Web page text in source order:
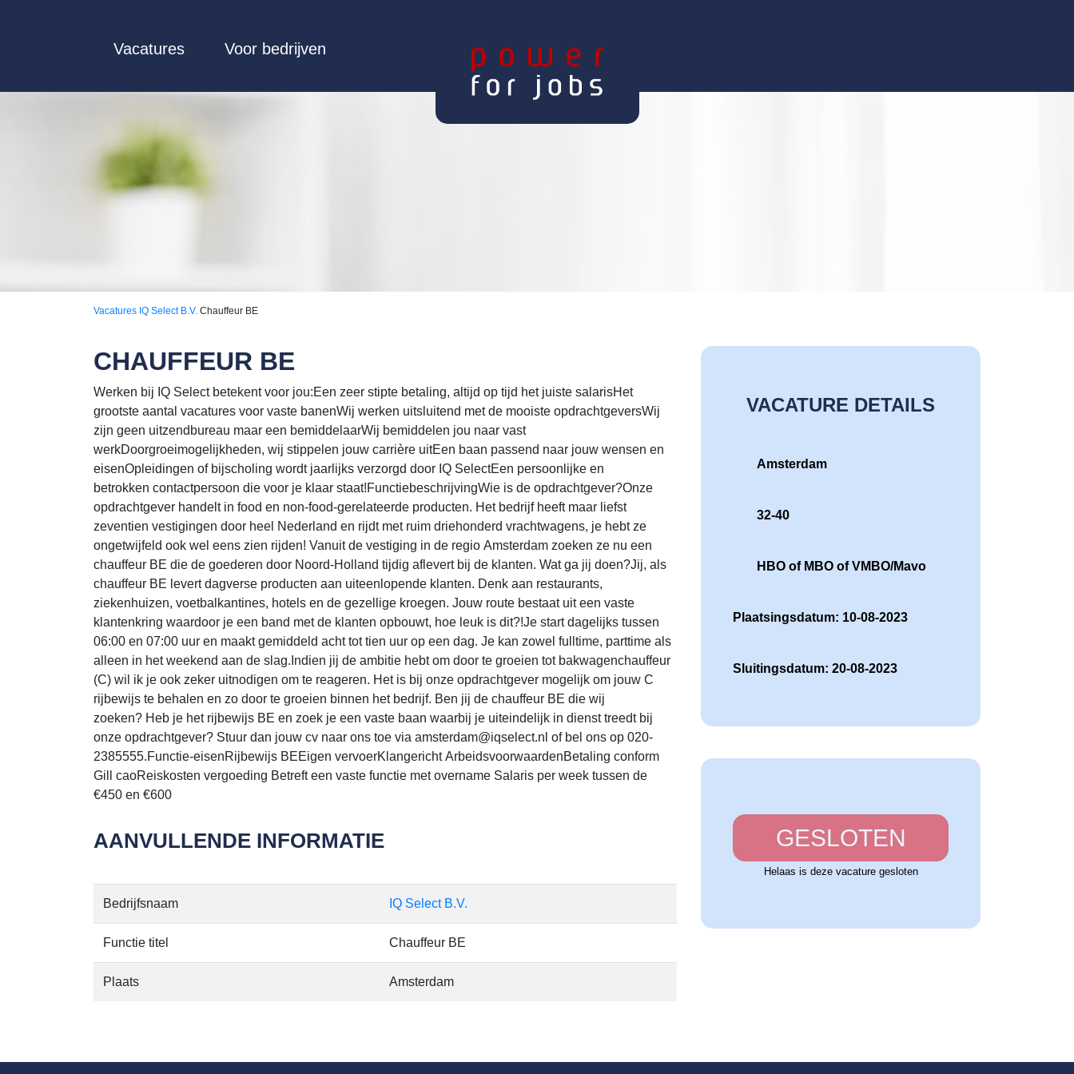
Vacatures Voor bedrijven
Vacatures IQ Select B.V. Chauffeur BE
CHAUFFEUR BE
Werken bij IQ Select betekent voor jou:Een zeer stipte betaling, altijd op tijd het juiste salarisHet
grootste aantal vacatures voor vaste banenWij werken uitsluitend met de mooiste opdrachtgeversWij
zijn geen uitzendbureau maar een bemiddelaarWij bemiddelen jou naar vast
werkDoorgroeimogelijkheden, wij stippelen jouw carrière uitEen baan passend naar jouw wensen en
eisenOpleidingen of bijscholing wordt jaarlijks verzorgd door IQ SelectEen persoonlijke en
betrokken contactpersoon die voor je klaar staat!FunctiebeschrijvingWie is de opdrachtgever?Onze
opdrachtgever handelt in food en non-food-gerelateerde producten. Het bedrijf heeft maar liefst
zeventien vestigingen door heel Nederland en rijdt met ruim driehonderd vrachtwagens, je hebt ze
ongetwijfeld ook wel eens zien rijden! Vanuit de vestiging in de regio Amsterdam zoeken ze nu een
chauffeur BE die de goederen door Noord-Holland tijdig aflevert bij de klanten. Wat ga jij doen?Jij, als
chauffeur BE levert dagverse producten aan uiteenlopende klanten. Denk aan restaurants,
ziekenhuizen, voetbalkantines, hotels en de gezellige kroegen. Jouw route bestaat uit een vaste
klantenkring waardoor je een band met de klanten opbouwt, hoe leuk is dit?!Je start dagelijks tussen
06:00 en 07:00 uur en maakt gemiddeld acht tot tien uur op een dag. Je kan zowel fulltime, parttime als
alleen in het weekend aan de slag.Indien jij de ambitie hebt om door te groeien tot bakwagenchauffeur
(C) wil ik je ook zeker uitnodigen om te reageren. Het is bij onze opdrachtgever mogelijk om jouw C
rijbewijs te behalen en zo door te groeien binnen het bedrijf. Ben jij de chauffeur BE die wij
zoeken? Heb je het rijbewijs BE en zoek je een vaste baan waarbij je uiteindelijk in dienst treedt bij
onze opdrachtgever? Stuur dan jouw cv naar ons toe via amsterdam@iqselect.nl of bel ons op 020-
2385555.Functie-eisenRijbewijs BEEigen vervoerKlangericht ArbeidsvoorwaardenBetaling conform
Gill caoReiskosten vergoeding Betreft een vaste functie met overname Salaris per week tussen de
€450 en €600
AANVULLENDE INFORMATIE
Bedrijfsnaam IQ Select B.V.
Functie titel Chauffeur BE
Plaats Amsterdam
VACATURE DETAILS
Amsterdam
32-40
HBO of MBO of VMBO/Mavo
Plaatsingsdatum: 10-08-2023
Sluitingsdatum: 20-08-2023
GESLOTEN
Helaas is deze vacature gesloten